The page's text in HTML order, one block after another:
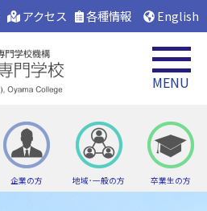
English
各種情報
アクセス
企業の方 地域･一般の方 卒業生の方
MENU